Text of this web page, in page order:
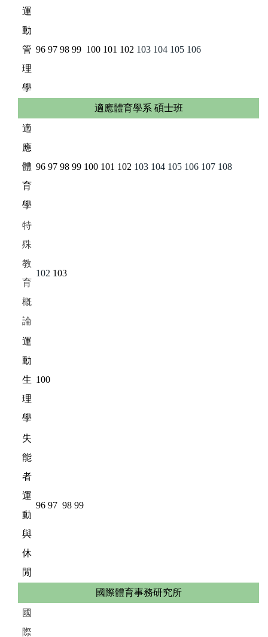
運
動
管
理
學
96 97 98 99 100 101 102 103 104 105 106
適應體育學系 碩士班
適
應
體
育
學
96 97 98 99 100 101 102 103 104 105 106 107 108
特
殊
教
育
概
論
102 103
運
動
生
理
學
100
失
能
者
運
動
與
休
閒
96 97 98 99
國際體育事務研究所
國
際